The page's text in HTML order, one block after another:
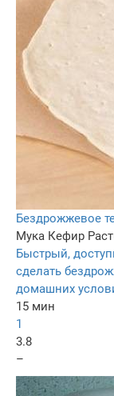
Бездрожжевое
Мука Кефир
Быстрый,
сделать
домашних
15 мин
1
3.8
–